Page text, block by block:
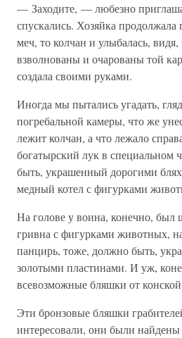
— Заходите, — любезно
спускались. Хозяйка
меч, то колчан и улыбалась,
взволнованы и очарованы той
создала своими руками.
Иногда мы пытались угадать,
погребальной камеры, что же
лежит колчан, а что лежало
богатырский лук в специальном
быть, украшенный дорогими
медный котел с фигурками
На голове у воина, конечно,
гривна с фигурками животных,
панцирь, тоже, должно быть,
золотыми пластинами. И уж,
всевозможные бляшки от
Эти бронзовые бляшки
интересовали, они были